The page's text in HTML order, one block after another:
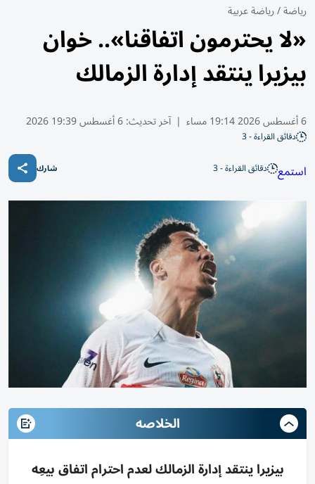
رياضة/رياضة عربية
«لا يحترمون اتفاقنا».. خوان
بيزيرا ينتقد إدارة الزمالك
6 أغسطس 2026 19:14 مساء | آخر تحديث:6 أغسطس 19:39 2026
دقائق القراءة - 3
استمع دقائق القراءة - 3 شارك
الخلاصه
بيزيرا ينتقد إدارة الزمالك لعدم احترام اتفاق بيعِه